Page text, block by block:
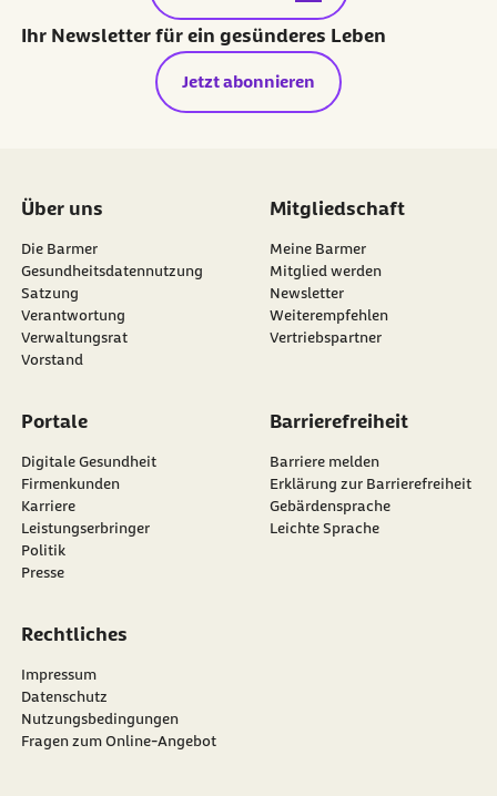
Ihr Newsletter für ein gesünderes Leben
Jetzt abonnieren
Über uns
Die Barmer
Gesundheitsdatennutzung
Satzung
Verantwortung
Verwaltungsrat
Vorstand
Mitgliedschaft
Meine Barmer
Mitglied werden
Newsletter
externer Link:
Weiterempfehlen
Vertriebspartner
Portale
Digitale Gesundheit
Firmenkunden
Karriere
Leistungserbringer
Politik
Presse
Barrierefreiheit
Barriere melden
Erklärung zur Barrierefreiheit
Gebärdensprache
Leichte Sprache
Rechtliches
Impressum
Datenschutz
Nutzungsbedingungen
Fragen zum Online-Angebot